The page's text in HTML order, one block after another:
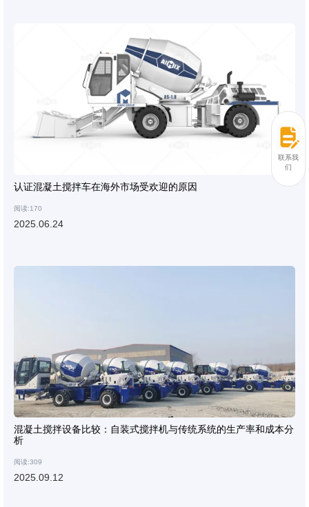
认证混凝土搅拌车在海外市场受欢迎的原因
阅读:170
2025.06.24
混凝土搅拌设备比较：自装式搅拌机与传统系统的生产率和成本分
析
阅读:309
2025.09.12
联系我
们